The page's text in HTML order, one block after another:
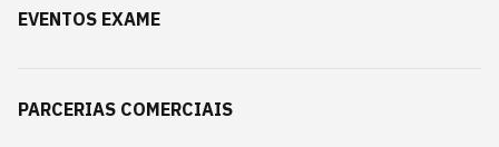
EVENTOS EXAME
PARCERIAS COMERCIAIS